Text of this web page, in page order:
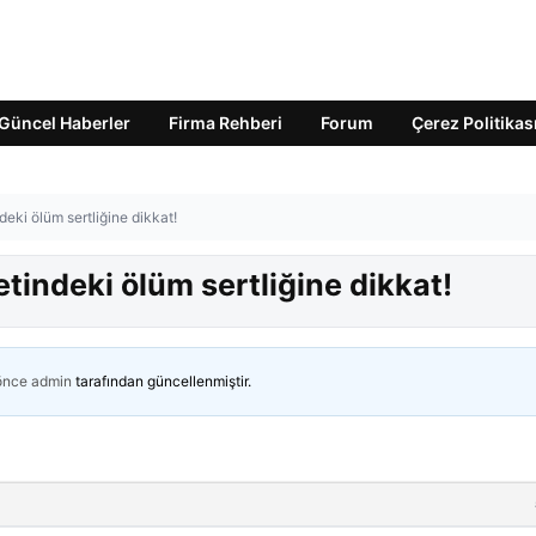
Haberler Firma Rehberi Forum Çerez
ölüm sertliğine dikkat!
ölüm sertliğine dikkat!
admin tarafından güncellenmiştir.